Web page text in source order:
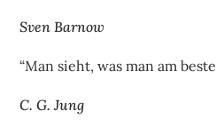
Sven Barnow
“Man sieht, was man am
C. G. Jung